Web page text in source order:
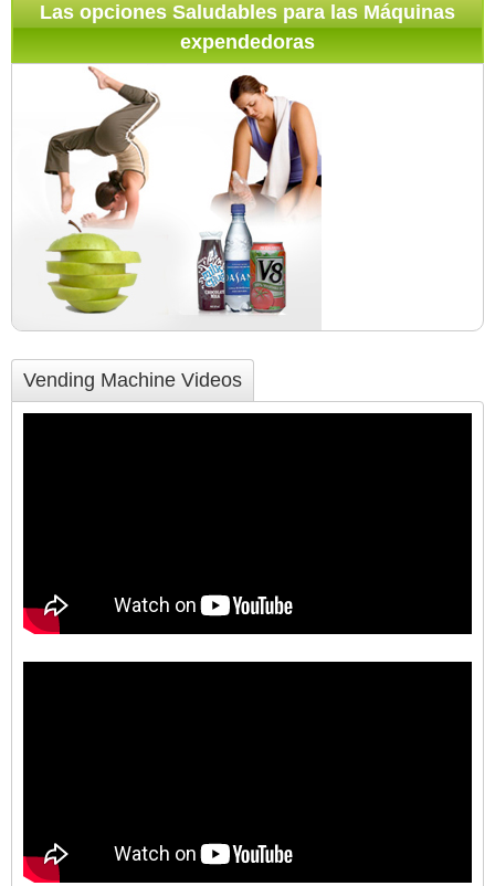
Las opciones Saludables para las Máquinas
expendedoras
Vending Machine Videos